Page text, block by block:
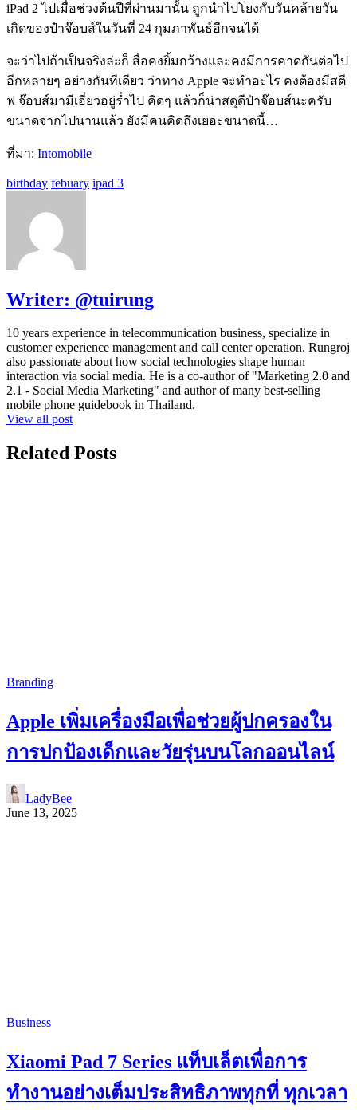
iPad 2 ไปเมื่อช่วงต้นปีที่ผ่านมานั้น ถูกนำไปโยงกับวันคล้ายวัน
เกิดของป๋าจ๊อบส์ในวันที่ 24 กุมภาพันธ์อีกจนได้
จะว่าไปถ้าเป็นจริงล่ะก็ สื่อคงยิ้มกว้างและคงมีการคาดกันต่อไป
อีกหลายๆ อย่างกันทีเดียว ว่าทาง Apple จะทำอะไร คงต้องมีสตี
ฟ จ๊อบส์มามีเอี่ยวอยู่ร่ำไป คิดๆ แล้วก็น่าสดุดีป๋าจ๊อบส์นะครับ
ขนาดจากไปนานแล้ว ยังมีคนคิดถึงเยอะขนาดนี้…
ที่มา: Intomobile
birthday febuary ipad 3
Writer: @tuirung
10 years experience in telecommunication business, specialize in
customer experience management and call center operation. Rungroj
also passionate about how social technologies shape human
interaction via social media. He is a co-author of "Marketing 2.0 and
2.1 - Social Media Marketing" and author of many best-selling
mobile phone guidebook in Thailand.
View all post
Related Posts
Branding
Apple เพิ่มเครื่องมือเพื่อช่วยผู้ปกครองใน
การปกป้องเด็กและวัยรุ่นบนโลกออนไลน์
LadyBee
June 13, 2025
Business
Xiaomi Pad 7 Series แท็บเล็ตเพื่อการ
ทำงานอย่างเต็มประสิทธิภาพทุกที่ ทุกเวลา